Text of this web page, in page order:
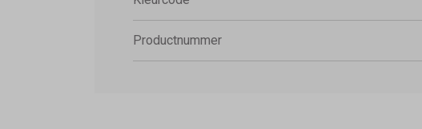
Productnummer